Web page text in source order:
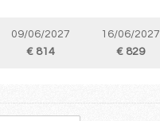
09/06/2027
€ 814
16/06/2027
€ 829